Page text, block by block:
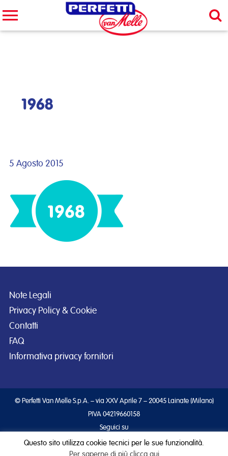
Cerca nel sito
1968
5 Agosto 2015
Note Legali
Privacy Policy & Cookie
Contatti
FAQ
Informativa privacy fornitori
© Perfetti Van Melle S.p.A. – via XXV Aprile 7 – 20045 Lainate (Milano)
PIVA 04219660158
Seguici su
Questo sito utilizza cookie tecnici per le sue funzionalità.
Per saperne di più clicca qui